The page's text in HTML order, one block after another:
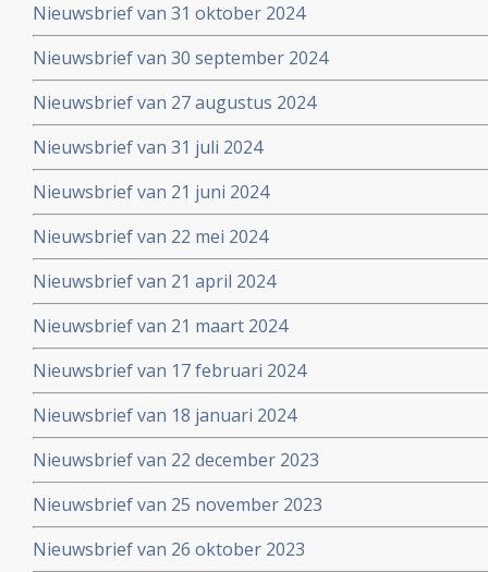
Nieuwsbrief van 31 oktober 2024
Nieuwsbrief van 30 september 2024
Nieuwsbrief van 27 augustus 2024
Nieuwsbrief van 31 juli 2024
Nieuwsbrief van 21 juni 2024
Nieuwsbrief van 22 mei 2024
Nieuwsbrief van 21 april 2024
Nieuwsbrief van 21 maart 2024
Nieuwsbrief van 17 februari 2024
Nieuwsbrief van 18 januari 2024
Nieuwsbrief van 22 december 2023
Nieuwsbrief van 25 november 2023
Nieuwsbrief van 26 oktober 2023